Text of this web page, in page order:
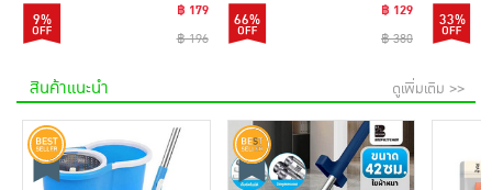
9%
฿ 179
฿ 196
66%
฿ 129
฿ 380
33%
สินค้าแนะนำ ดูเพิ่มเติม >>